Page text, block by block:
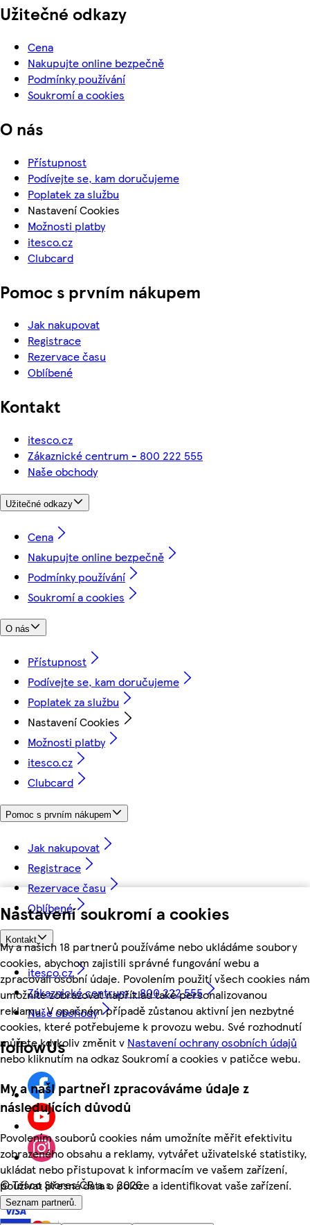
Nastavení soukromí a cookies
My a našich 18 partnerů používáme nebo ukládáme soubory
cookies, abychom zajistili správné fungování webu a
zpracovali osobní údaje. Povolením použití všech cookies nám
umožníte zobrazovat například také personalizovanou
reklamu. V opačném případě zůstanou aktivní jen nezbytné
cookies, které potřebujeme k provozu webu. Své rozhodnutí
můžete kdykoliv změnit v Nastavení ochrany osobních údajů
nebo kliknutím na odkaz Soukromí a cookies v patičce webu.
My a naši partneři zpracováváme údaje z
následujících důvodů
Povolením souborů cookies nám umožníte měřit efektivitu
zobrazeného obsahu a reklamy, vytvářet uživatelské statistiky,
ukládat nebo přistupovat k informacím ve vašem zařízení,
používat přesná data o poloze a identifikovat vaše zařízení.
Seznam partnerů.
Užitečné odkazy
Cena
Nakupujte online bezpečně
Podmínky používání
Soukromí a cookies
O nás
Přístupnost
Podívejte se, kam doručujeme
Poplatek za službu
Nastavení Cookies
Možnosti platby
itesco.cz
Clubcard
Pomoc s prvním nákupem
Jak nakupovat
Registrace
Rezervace času
Oblíbené
Kontakt
itesco.cz
Zákaznické centrum - 800 222 555
Naše obchody
Užitečné odkazy
Cena
Nakupujte online bezpečně
Podmínky používání
Soukromí a cookies
O nás
Přístupnost
Podívejte se, kam doručujeme
Poplatek za službu
Nastavení Cookies
Možnosti platby
itesco.cz
Clubcard
Pomoc s prvním nákupem
Jak nakupovat
Registrace
Rezervace času
Oblíbené
Kontakt
itesco.cz
Zákaznické centrum - 800 222 555
Naše obchody
followUs
©Tesco Stores ČR a.s. 2026